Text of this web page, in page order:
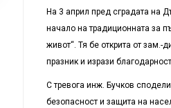
На 3 април пред сградата на
начало на традиционната за
живот“. Тя бе открита от зам.-
празник и изрази
С тревога инж. Бучков
безопасност и защита на